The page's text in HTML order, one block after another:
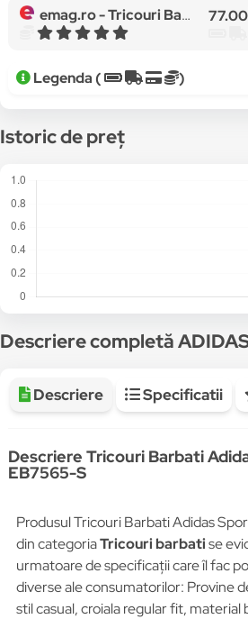
emag.ro -Tricouri Barbati Adidas Sport Id EB7565, Gri, S 77.00
Legenda ( )
Istoric de preț
Descriere completă
Descriere Specificatii
Descriere Tricouri Barbati
EB7565-S
Produsul Tricouri Barbati Adidas
din categoriaTricouri barbatise
urmatoare de specificații care îl fac
diverse ale consumatorilor: Provine
stil casual, croiala regular fit,